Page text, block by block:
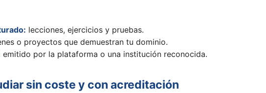
lecciones, ejercicios y pruebas.
o proyectos que demuestran tu dominio.
emitido por la plataforma o una institución reconocida.
sin coste y con acreditación